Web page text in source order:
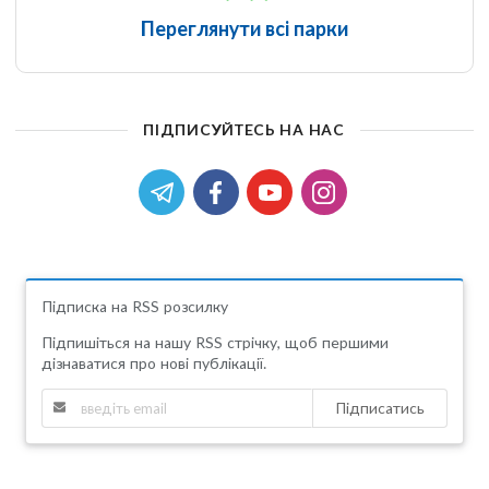
Переглянути всі парки
ПІДПИСУЙТЕСЬ НА НАС
Підписка на RSS розсилку
Підпишіться на нашу RSS стрічку, щоб першими
дізнаватися про нові публікації.
Підписатись